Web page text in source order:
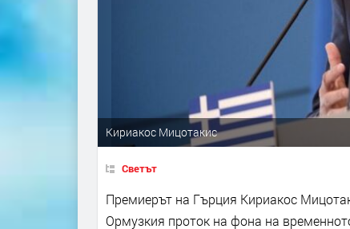
Кириакос Мицотакис
Светът
Премиерът на Гърция Кириакос
Ормузкия проток на фона на